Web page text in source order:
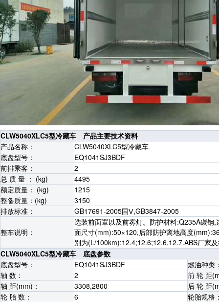
CLW5040XLC5型冷藏车 产品主要技术资料
产品名称：
CLW5040XLC5型冷藏车
底盘型号：
EQ1041SJ3BDF
前排乘客：
2
总 质 量 ： (kg)
4495
额定质量： (kg)
1215
整备质量：(kg)
3150
排放标准：
GB17691-2005国Ⅴ,GB3847-2005
整车说明：
选装前面罩以及前雾灯。防护材料:Q235A碳钢
面尺寸(mm):50×120,后部防护离地高度
别为(L/100km):12.4;12.6;12.6,12.7.ABS厂家
CLW5040XLC5型冷藏车 底盘参数
底盘型号：
EQ1041SJ3BDF
燃油种类
轴 数：
2
前 轮 距
轴 距(mm)：
3308,2800
后 轮 距
轮 胎 数：
6
轮胎规格